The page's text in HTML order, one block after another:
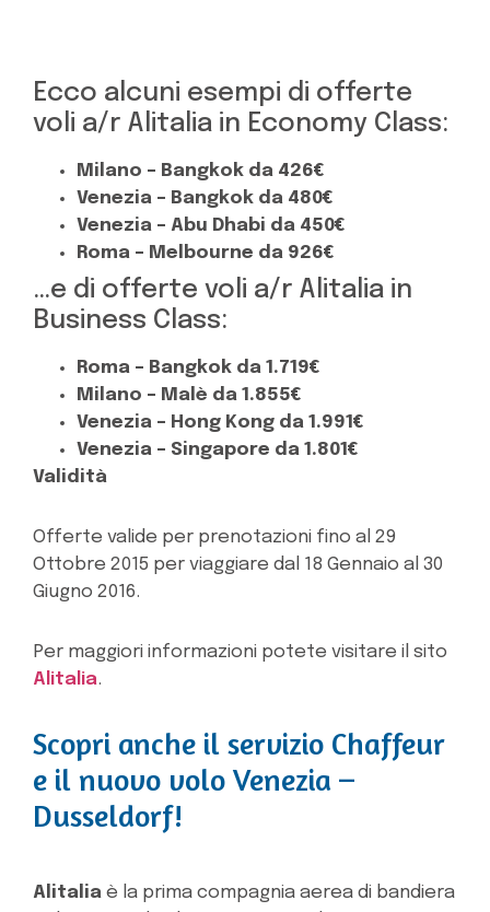
Ecco alcuni esempi di offerte
voli a/r Alitalia in Economy Class:
Milano – Bangkok da 426€
Venezia – Bangkok da 480€
Venezia – Abu Dhabi da 450€
Roma – Melbourne da 926€
…e di offerte voli a/r Alitalia in
Business Class:
Roma – Bangkok da 1.719€
Milano – Malè da 1.855€
Venezia – Hong Kong da 1.991€
Venezia – Singapore da 1.801€
Validità
Offerte valide per prenotazioni fino al 29
Ottobre 2015 per viaggiare dal 18 Gennaio al 30
Giugno 2016.
Per maggiori informazioni potete visitare il sito
Alitalia.
Scopri anche il servizio Chaffeur
e il nuovo volo Venezia –
Dusseldorf!
Alitalia è la prima compagnia aerea di bandiera